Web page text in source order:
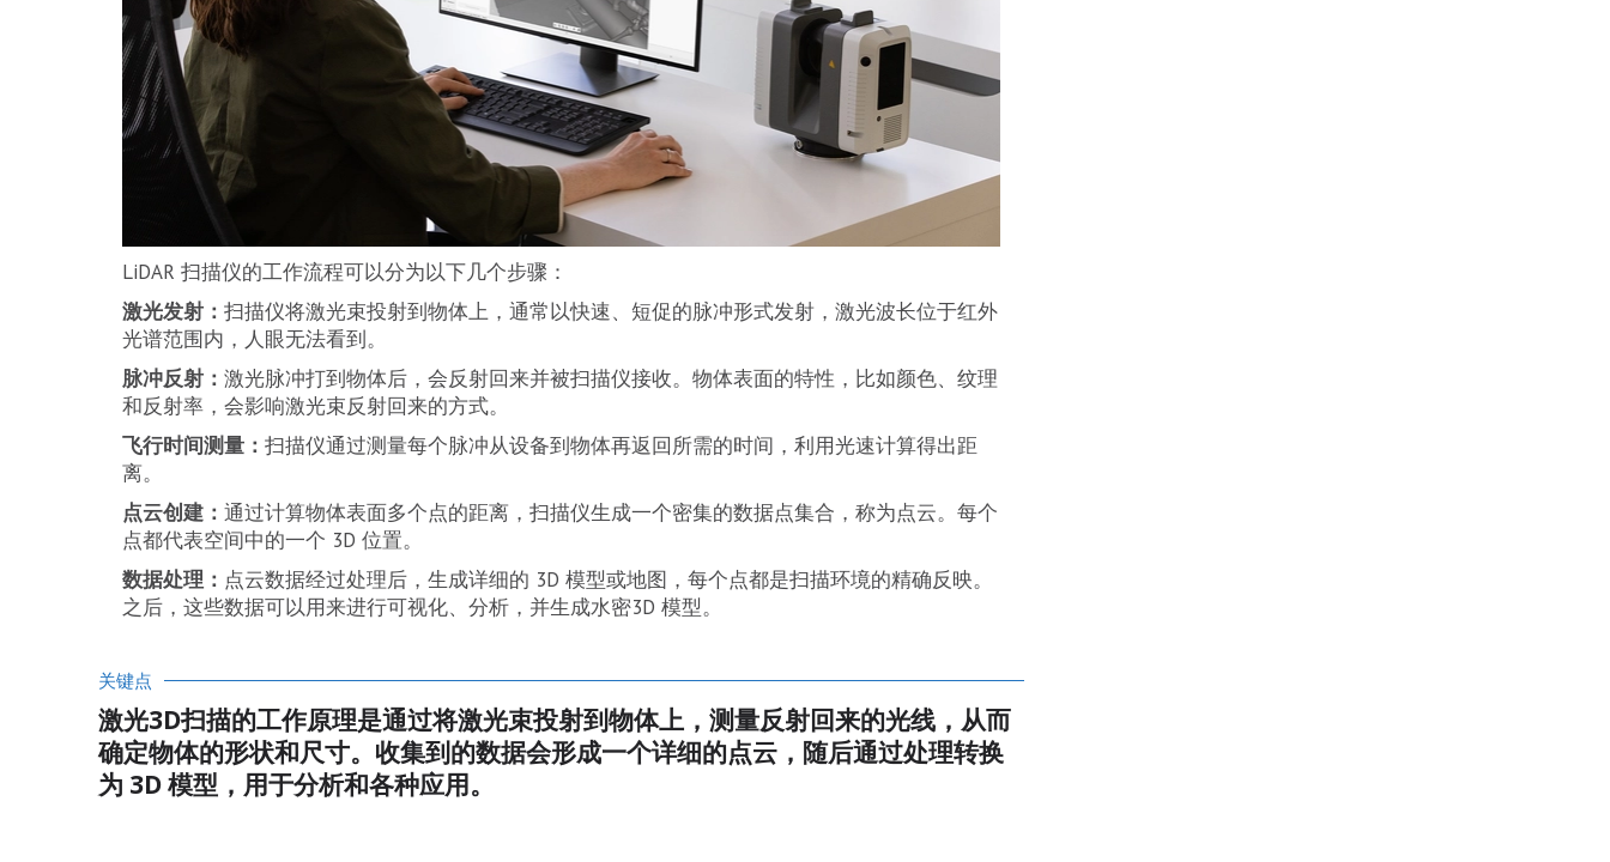
LiDAR 扫描仪的工作流程可以分为以下几个步骤：
激光发射： 扫描仪将激光束投射到物体上，通常以快速、短促的脉冲形式发射，激光波长位于红外
光谱范围内，人眼无法看到。
脉冲反射： 激光脉冲打到物体后，会反射回来并被扫描仪接收。物体表面的特性，比如颜色、纹理
和反射率，会影响激光束反射回来的方式。
飞行时间测量： 扫描仪通过测量每个脉冲从设备到物体再返回所需的时间，利用光速计算得出距
离。
点云创建： 通过计算物体表面多个点的距离，扫描仪生成一个密集的数据点集合，称为点云。每个
点都代表空间中的一个 3D 位置。
数据处理： 点云数据经过处理后，生成详细的 3D 模型或地图，每个点都是扫描环境的精确反映。
之后，这些数据可以用来进行可视化、分析，并生成水密3D 模型。
关键点
激光3D扫描的工作原理是通过将激光束投射到物体上，测量反射回来的光线，从而
确定物体的形状和尺寸。收集到的数据会形成一个详细的点云，随后通过处理转换
为 3D 模型，用于分析和各种应用。